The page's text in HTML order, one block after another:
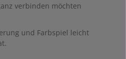
verbinden möchten
und Farbspiel leicht